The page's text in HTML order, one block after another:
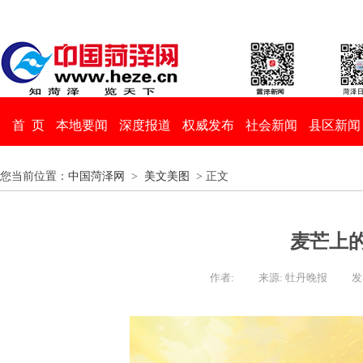
首 页 本地要闻 深度报道 权威发布 社会新闻 县区新闻
您当前位置： 中国菏泽网 > 美文美图 > 正文
麦芒上
作者: 来源: 牡丹晚报